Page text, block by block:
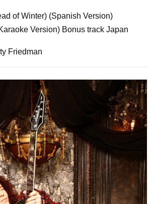
of Winter) (Spanish Version)
Version) Bonus track Japan
Friedman